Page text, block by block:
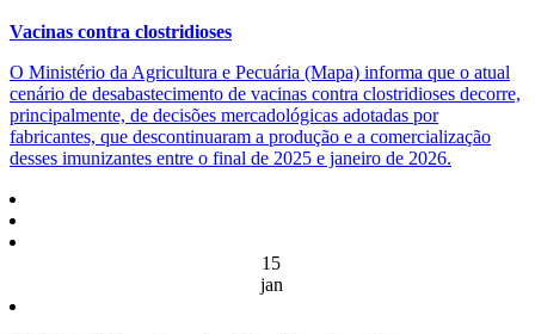
Vacinas contra clostridioses
O Ministério da Agricultura e Pecuária (Mapa) informa que o atual
cenário de desabastecimento de vacinas contra clostridioses decorre,
principalmente, de decisões mercadológicas adotadas por
fabricantes, que descontinuaram a produção e a comercialização
desses imunizantes entre o final de 2025 e janeiro de 2026.
15
jan